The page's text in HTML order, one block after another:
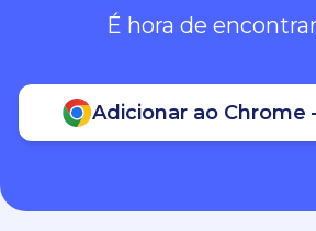
É hora de
Adicionar ao Chrome